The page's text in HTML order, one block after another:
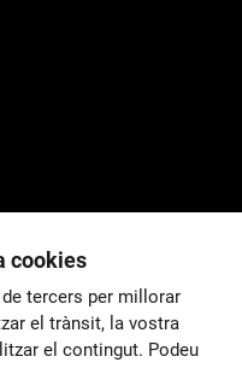
cookies
tercers per millorar
el trànsit, la vostra
el contingut. Podeu